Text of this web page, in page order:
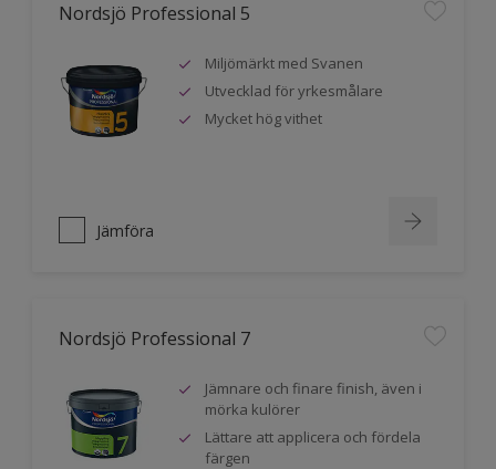
Nordsjö Professional 5
Miljömärkt med Svanen
Utvecklad för yrkesmålare
Mycket hög vithet
Jämföra
Nordsjö Professional 7
Jämnare och finare finish, även i
mörka kulörer
Lättare att applicera och fördela
färgen